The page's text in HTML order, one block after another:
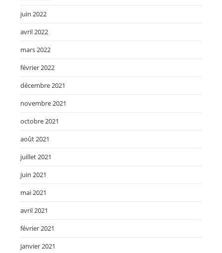
juin 2022
avril 2022
mars 2022
février 2022
décembre 2021
novembre 2021
octobre 2021
août 2021
juillet 2021
juin 2021
mai 2021
avril 2021
février 2021
janvier 2021